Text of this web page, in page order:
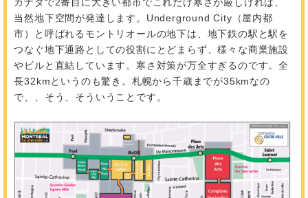
当然地下空間が発達します。Underground City（屋内都
市）と呼ばれるモントリオールの地下は、地下鉄の駅と駅を
つなぐ地下通路としての役割にとどまらず、様々な商業施設
やビルと直結しています。寒さ対策が万全すぎるのです。全
長32kmというのも驚き。札幌から千歳までが35kmなの
で、、そう、そういうことです。